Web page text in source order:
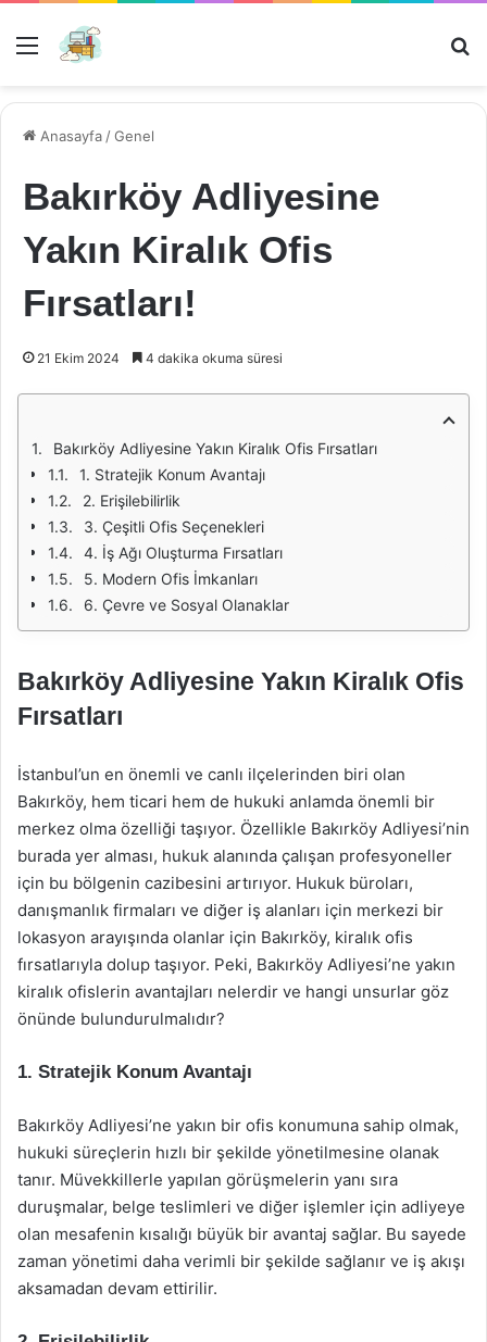
Menü
Anasayfa /Genel
Bakırköy Adliyesine
Yakın Kiralık Ofis
Fırsatları!
21 Ekim 2024 4 dakika okuma süresi
Bakırköy Adliyesine Yakın Kiralık Ofis Fırsatları
1. Stratejik Konum Avantajı
2. Erişilebilirlik
3. Çeşitli Ofis Seçenekleri
4. İş Ağı Oluşturma Fırsatları
5. Modern Ofis İmkanları
6. Çevre ve Sosyal Olanaklar
Bakırköy Adliyesine Yakın Kiralık Ofis
Fırsatları
İstanbul’un en önemli ve canlı ilçelerinden biri olan
Bakırköy, hem ticari hem de hukuki anlamda önemli bir
merkez olma özelliği taşıyor. Özellikle Bakırköy Adliyesi’nin
burada yer alması, hukuk alanında çalışan profesyoneller
için bu bölgenin cazibesini artırıyor. Hukuk büroları,
danışmanlık firmaları ve diğer iş alanları için merkezi bir
lokasyon arayışında olanlar için Bakırköy, kiralık ofis
fırsatlarıyla dolup taşıyor. Peki, Bakırköy Adliyesi’ne yakın
kiralık ofislerin avantajları nelerdir ve hangi unsurlar göz
önünde bulundurulmalıdır?
1. Stratejik Konum Avantajı
Bakırköy Adliyesi’ne yakın bir ofis konumuna sahip olmak,
hukuki süreçlerin hızlı bir şekilde yönetilmesine olanak
tanır. Müvekkillerle yapılan görüşmelerin yanı sıra
duruşmalar, belge teslimleri ve diğer işlemler için adliyeye
olan mesafenin kısalığı büyük bir avantaj sağlar. Bu sayede
zaman yönetimi daha verimli bir şekilde sağlanır ve iş akışı
aksamadan devam ettirilir.